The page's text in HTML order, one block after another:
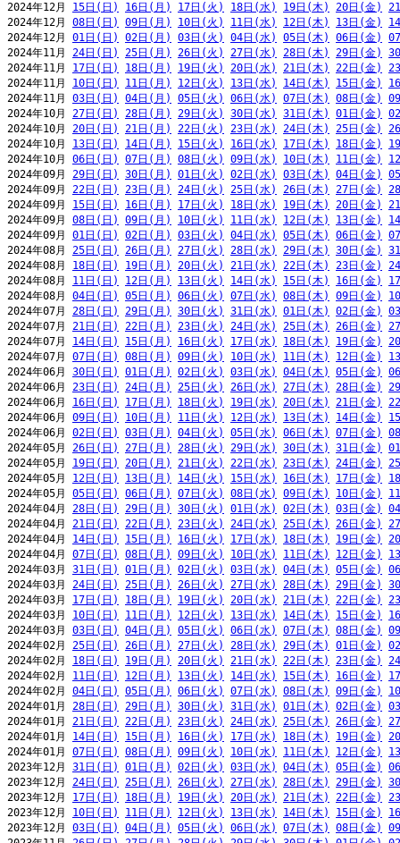
2024年12月 15日(日) 16日(月) 17日(火) 18日(水) 19日(木) 20日(金)
2024年12月 08日(日) 09日(月) 10日(火) 11日(水) 12日(木) 13日(金)
2024年12月 01日(日) 02日(月) 03日(火) 04日(水) 05日(木) 06日(金)
2024年11月 24日(日) 25日(月) 26日(火) 27日(水) 28日(木) 29日(金)
2024年11月 17日(日) 18日(月) 19日(火) 20日(水) 21日(木) 22日(金)
2024年11月 10日(日) 11日(月) 12日(火) 13日(水) 14日(木) 15日(金)
2024年11月 03日(日) 04日(月) 05日(火) 06日(水) 07日(木) 08日(金)
2024年10月 27日(日) 28日(月) 29日(火) 30日(水) 31日(木) 01日(金)
2024年10月 20日(日) 21日(月) 22日(火) 23日(水) 24日(木) 25日(金)
2024年10月 13日(日) 14日(月) 15日(火) 16日(水) 17日(木) 18日(金)
2024年10月 06日(日) 07日(月) 08日(火) 09日(水) 10日(木) 11日(金)
2024年09月 29日(日) 30日(月) 01日(火) 02日(水) 03日(木) 04日(金)
2024年09月 22日(日) 23日(月) 24日(火) 25日(水) 26日(木) 27日(金)
2024年09月 15日(日) 16日(月) 17日(火) 18日(水) 19日(木) 20日(金)
2024年09月 08日(日) 09日(月) 10日(火) 11日(水) 12日(木) 13日(金)
2024年09月 01日(日) 02日(月) 03日(火) 04日(水) 05日(木) 06日(金)
2024年08月 25日(日) 26日(月) 27日(火) 28日(水) 29日(木) 30日(金)
2024年08月 18日(日) 19日(月) 20日(火) 21日(水) 22日(木) 23日(金)
2024年08月 11日(日) 12日(月) 13日(火) 14日(水) 15日(木) 16日(金)
2024年08月 04日(日) 05日(月) 06日(火) 07日(水) 08日(木) 09日(金)
2024年07月 28日(日) 29日(月) 30日(火) 31日(水) 01日(木) 02日(金)
2024年07月 21日(日) 22日(月) 23日(火) 24日(水) 25日(木) 26日(金)
2024年07月 14日(日) 15日(月) 16日(火) 17日(水) 18日(木) 19日(金)
2024年07月 07日(日) 08日(月) 09日(火) 10日(水) 11日(木) 12日(金)
2024年06月 30日(日) 01日(月) 02日(火) 03日(水) 04日(木) 05日(金)
2024年06月 23日(日) 24日(月) 25日(火) 26日(水) 27日(木) 28日(金)
2024年06月 16日(日) 17日(月) 18日(火) 19日(水) 20日(木) 21日(金)
2024年06月 09日(日) 10日(月) 11日(火) 12日(水) 13日(木) 14日(金)
2024年06月 02日(日) 03日(月) 04日(火) 05日(水) 06日(木) 07日(金)
2024年05月 26日(日) 27日(月) 28日(火) 29日(水) 30日(木) 31日(金)
2024年05月 19日(日) 20日(月) 21日(火) 22日(水) 23日(木) 24日(金)
2024年05月 12日(日) 13日(月) 14日(火) 15日(水) 16日(木) 17日(金)
2024年05月 05日(日) 06日(月) 07日(火) 08日(水) 09日(木) 10日(金)
2024年04月 28日(日) 29日(月) 30日(火) 01日(水) 02日(木) 03日(金)
2024年04月 21日(日) 22日(月) 23日(火) 24日(水) 25日(木) 26日(金)
2024年04月 14日(日) 15日(月) 16日(火) 17日(水) 18日(木) 19日(金)
2024年04月 07日(日) 08日(月) 09日(火) 10日(水) 11日(木) 12日(金)
2024年03月 31日(日) 01日(月) 02日(火) 03日(水) 04日(木) 05日(金)
2024年03月 24日(日) 25日(月) 26日(火) 27日(水) 28日(木) 29日(金)
2024年03月 17日(日) 18日(月) 19日(火) 20日(水) 21日(木) 22日(金)
2024年03月 10日(日) 11日(月) 12日(火) 13日(水) 14日(木) 15日(金)
2024年03月 03日(日) 04日(月) 05日(火) 06日(水) 07日(木) 08日(金)
2024年02月 25日(日) 26日(月) 27日(火) 28日(水) 29日(木) 01日(金)
2024年02月 18日(日) 19日(月) 20日(火) 21日(水) 22日(木) 23日(金)
2024年02月 11日(日) 12日(月) 13日(火) 14日(水) 15日(木) 16日(金)
2024年02月 04日(日) 05日(月) 06日(火) 07日(水) 08日(木) 09日(金)
2024年01月 28日(日) 29日(月) 30日(火) 31日(水) 01日(木) 02日(金)
2024年01月 21日(日) 22日(月) 23日(火) 24日(水) 25日(木) 26日(金)
2024年01月 14日(日) 15日(月) 16日(火) 17日(水) 18日(木) 19日(金)
2024年01月 07日(日) 08日(月) 09日(火) 10日(水) 11日(木) 12日(金)
2023年12月 31日(日) 01日(月) 02日(火) 03日(水) 04日(木) 05日(金)
2023年12月 24日(日) 25日(月) 26日(火) 27日(水) 28日(木) 29日(金)
2023年12月 17日(日) 18日(月) 19日(火) 20日(水) 21日(木) 22日(金)
2023年12月 10日(日) 11日(月) 12日(火) 13日(水) 14日(木) 15日(金)
2023年12月 03日(日) 04日(月) 05日(火) 06日(水) 07日(木) 08日(金)